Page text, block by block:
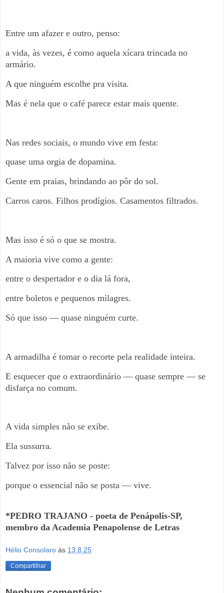
Entre um afazer e outro, penso:
a vida, às vezes, é como aquela xícara trincada no
armário.
A que ninguém escolhe pra visita.
Mas é nela que o café parece estar mais quente.
Nas redes sociais, o mundo vive em festa:
quase uma orgia de dopamina.
Gente em praias, brindando ao pôr do sol.
Carros caros. Filhos prodígios. Casamentos filtrados.
Mas isso é só o que se mostra.
A maioria vive como a gente:
entre o despertador e o dia lá fora,
entre boletos e pequenos milagres.
Só que isso — quase ninguém curte.
A armadilha é tomar o recorte pela realidade inteira.
E esquecer que o extraordinário — quase sempre — se
disfarça no comum.
A vida simples não se exibe.
Ela sussurra.
Talvez por isso não se poste:
porque o essencial não se posta — vive.
*PEDRO TRAJANO - poeta de Penápolis-SP,
membro da Academia Penapolense de Letras
Hélio Consolaro às 13.8.25
Compartilhar